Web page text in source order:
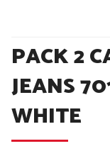
PACK 2
JEANS
WHITE